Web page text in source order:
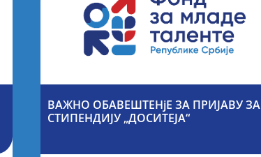
ВАЖНО ОБАВЕШТЕНјЕ ЗА ПРИЈАВУ ЗА
СТИПЕНДИЈУ „ДОСИТЕЈА“